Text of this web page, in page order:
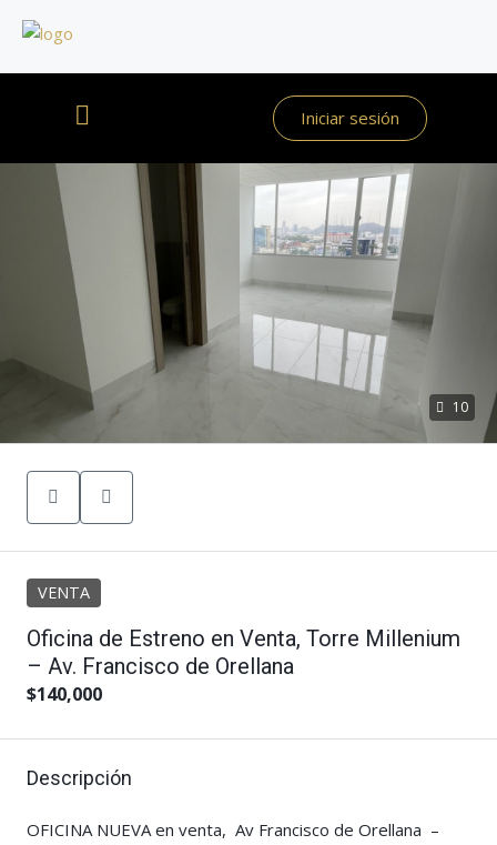
Iniciar sesión
10
VENTA
Oficina de Estreno en Venta, Torre Millenium
– Av. Francisco de Orellana
$140,000
Descripción
OFICINA NUEVA en venta, Av Francisco de Orellana –